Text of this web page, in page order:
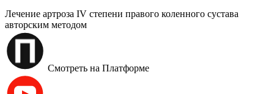
Лечение артроза IV степени правого коленного сустава
авторским методом
Смотреть на Платформе